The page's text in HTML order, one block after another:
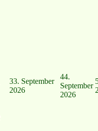
33. September
2026
44.
September
2026